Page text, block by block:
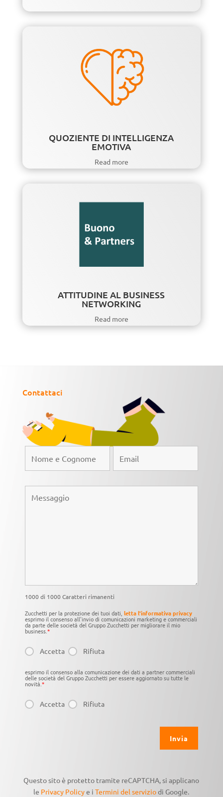
QUOZIENTE DI INTELLIGENZA
EMOTIVA
Read more
ATTITUDINE AL BUSINESS
NETWORKING
Read more
Contattaci
1000 di 1000 Caratteri rimanenti
Zucchetti per la protezione dei tuoi dati, letta l'informativa privacy
esprimo il consenso all'invio di comunicazioni marketing e commerciali
da parte delle società del Gruppo Zucchetti per migliorare il mio
business.*
Accetta Rifiuta
esprimo il consenso alla comunicazione dei dati a partner commerciali
delle società del Gruppo Zucchetti per essere aggiornato su tutte le
novità.*
Accetta Rifiuta
Questo sito è protetto tramite reCAPTCHA, si applicano
le Privacy Policye iTermini del serviziodi Google.